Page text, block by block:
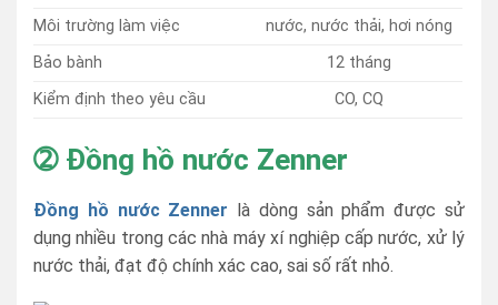
Môi trường làm việc
nước, nước thải, hơi nóng
Bảo bành
12 tháng
Kiểm định theo yêu cầu
CO, CQ
➁ Đồng hồ nước Zenner
Đồng hồ nước Zenner là dòng sản phẩm được sử
dụng nhiều trong các nhà máy xí nghiệp cấp nước, xử lý
nước thải, đạt độ chính xác cao, sai số rất nhỏ.